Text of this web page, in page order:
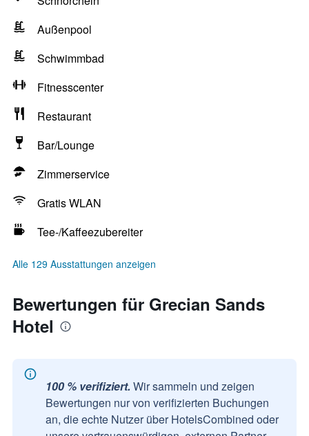
Außenpool
Schwimmbad
Fitnesscenter
Restaurant
Bar/Lounge
Zimmerservice
Gratis WLAN
Tee-/Kaffeezubereiter
Alle 129 Ausstattungen anzeigen
Bewertungen für Grecian Sands
Hotel
100 % verifiziert. Wir sammeln und zeigen
Bewertungen nur von verifizierten Buchungen
an, die echte Nutzer über HotelsCombined oder